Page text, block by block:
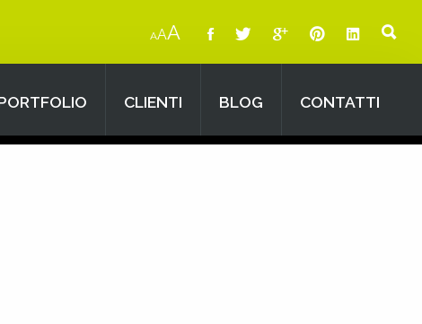
AAA
CLIENTI BLOG CONTATTI